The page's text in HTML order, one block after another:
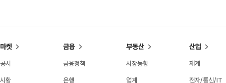
마켓
공시
시황
금융
금융정책
은행
부동산
시장동향
업계
산업
재계
전자/통신/IT